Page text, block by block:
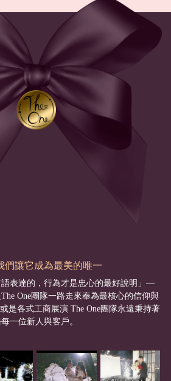
們讓它成為最美的唯一
語表達的，行為才是忠心的最好說明」––
One團隊一路走來奉為最核心的信仰與
是各式工商展演 The One團隊永遠秉持著
一位新人與客戶。